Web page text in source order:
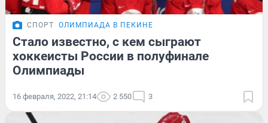
СПОРТ ОЛИМПИАДА В ПЕКИНЕ
Стало известно, с кем сыграют
хоккеисты России в полуфинале
Олимпиады
16 февраля, 2022, 21:14 2 550 3